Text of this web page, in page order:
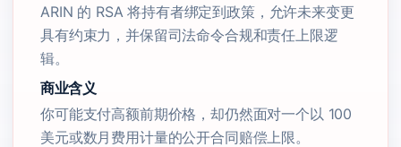
ARIN 的 RSA 将持有者绑定到政策，允许未来变更
具有约束力，并保留司法命令合规和责任上限逻
辑。
商业含义
你可能支付高额前期价格，却仍然面对一个以 100
美元或数月费用计量的公开合同赔偿上限。